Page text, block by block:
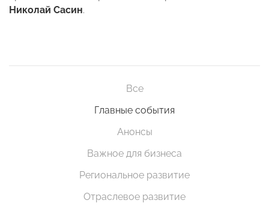
Николай Сасин.
Все
Главные события
Анонсы
Важное для бизнеса
Региональное развитие
Отраслевое развитие